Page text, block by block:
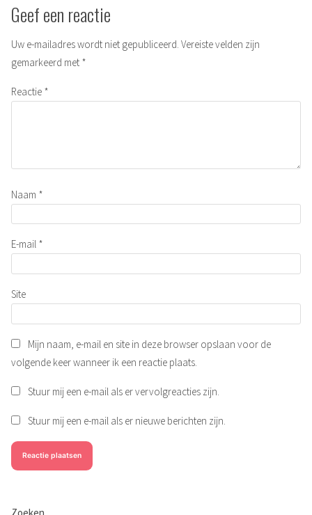
Geef een reactie
Uw e-mailadres wordt niet gepubliceerd. Vereiste velden zijn
gemarkeerd met *
Reactie *
Naam *
E-mail *
Site
Mijn naam, e-mail en site in deze browser opslaan voor de
volgende keer wanneer ik een reactie plaats.
Stuur mij een e-mail als er vervolgreacties zijn.
Stuur mij een e-mail als er nieuwe berichten zijn.
Zoeken